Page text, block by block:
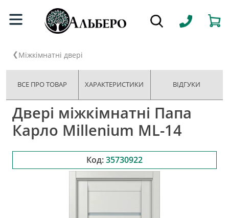
Міжкімнатні двері
ВСЕ ПРО ТОВАР ХАРАКТЕРИСТИКИ ВІДГУКИ
Двері міжкімнатні Папа
Карло Millenium ML-14
Код:35730922